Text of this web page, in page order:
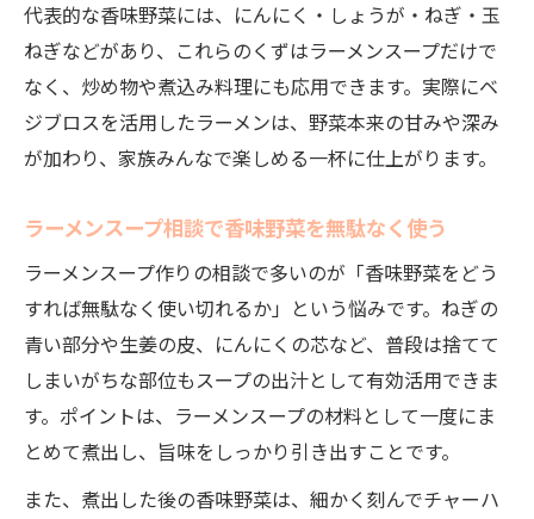
代表的な香味野菜には、にんにく・しょうが・ねぎ・玉
ねぎなどがあり、これらのくずはラーメンスープだけで
なく、炒め物や煮込み料理にも応用できます。実際にベ
ジブロスを活用したラーメンは、野菜本来の甘みや深み
が加わり、家族みんなで楽しめる一杯に仕上がります。
ラーメンスープ相談で香味野菜を無駄なく使う
ラーメンスープ作りの相談で多いのが「香味野菜をどう
すれば無駄なく使い切れるか」という悩みです。ねぎの
青い部分や生姜の皮、にんにくの芯など、普段は捨てて
しまいがちな部位もスープの出汁として有効活用できま
す。ポイントは、ラーメンスープの材料として一度にま
とめて煮出し、旨味をしっかり引き出すことです。
また、煮出した後の香味野菜は、細かく刻んでチャーハ